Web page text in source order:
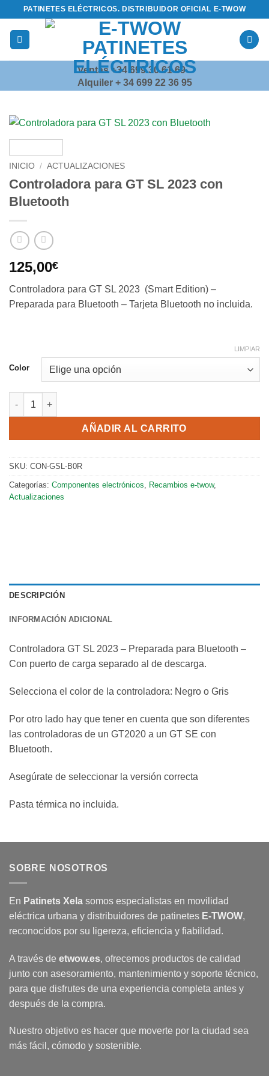
Saltar
al
contenido
PATINETES ELÉCTRICOS. DISTRIBUIDOR OFICIAL E-TWOW
Ventas +34 699 30 61 69
Alquiler + 34 699 22 36 95
INICIO / ACTUALIZACIONES
Controladora para GT SL 2023 con
Bluetooth
125,00€
Controladora para GT SL 2023 (Smart Edition) –
Preparada para Bluetooth – Tarjeta Bluetooth no incluida.
Color
LIMPIAR
Controladora para GT SL 2023 con Bluetooth cantidad
AÑADIR AL CARRITO
SKU: CON-GSL-B0R
Categorías: Componentes electrónicos, Recambios e-twow,
Actualizaciones
DESCRIPCIÓN
INFORMACIÓN ADICIONAL
Controladora GT SL 2023 – Preparada para Bluetooth –
Con puerto de carga separado al de descarga.
Selecciona el color de la controladora: Negro o Gris
Por otro lado hay que tener en cuenta que son diferentes
las controladoras de un GT2020 a un GT SE con
Bluetooth.
Asegúrate de seleccionar la versión correcta
Pasta térmica no incluida.
SOBRE NOSOTROS
En Patinets Xela somos especialistas en movilidad
eléctrica urbana y distribuidores de patinetes E-TWOW,
reconocidos por su ligereza, eficiencia y fiabilidad.
A través de etwow.es, ofrecemos productos de calidad
junto con asesoramiento, mantenimiento y soporte técnico,
para que disfrutes de una experiencia completa antes y
después de la compra.
Nuestro objetivo es hacer que moverte por la ciudad sea
más fácil, cómodo y sostenible.